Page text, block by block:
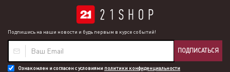
Подпишись на наши новости и будь первым в курсе событий!
ПОДПИСАТЬСЯ
Ознакомлен и согласен с условиями политики конфиденциальности